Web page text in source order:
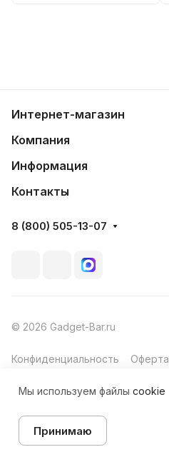
Главная Каталог
Интернет-магазин
Компания
Информация
Контакты
8 (800) 505-13-07
© 2026 Gadget-Bar.ru
Конфиденциальность Оферта
Мы используем файлы cookie
Принимаю